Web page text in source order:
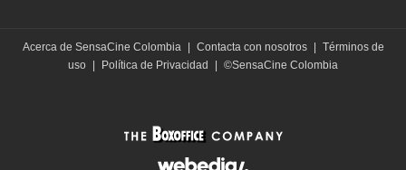
Acerca de SensaCine Colombia Contacta con nosotros
Términos de
uso
Política de Privacidad ©SensaCine Colombia